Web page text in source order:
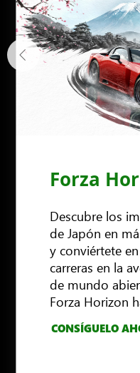
Forza
Descubre los
de Japón en
y conviértete
carreras en la
de mundo
Forza Horizon
CONSÍGUELO